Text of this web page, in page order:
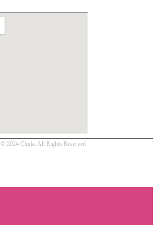
© 2024 Chula. All Rights Reserved